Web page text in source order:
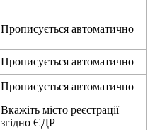
Прописується автоматично
Прописується автоматично
Прописується автоматично
Вкажіть місто реєстрації
згідно ЄДР